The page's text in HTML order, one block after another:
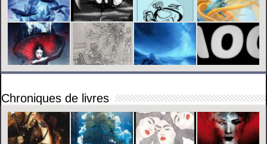
Chroniques de livres